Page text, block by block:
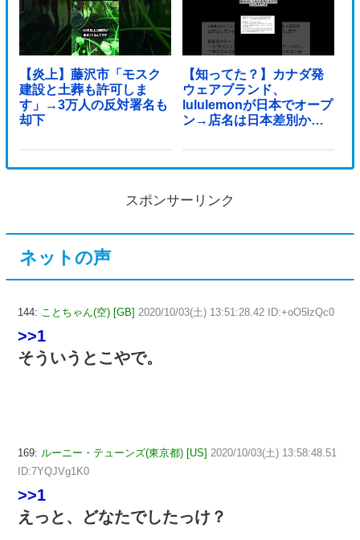
【炎上】藤沢市「モスク
建設と土葬も許可しま
す」→3万人の反対署名も
却下
【知ってた？】カナダ発
ウェアブランド、
lululemonが日本でオープ
ン→店名は日本差別から
スポンサーリンク
ネットの声
144: ことちゃん(空) [GB] 2020/10/03(土) 13:51:28.42 ID:+oO5lzQc0
>>1
そういうとこやで。
169: ルーニー・テューンズ(東京都) [US] 2020/10/03(土) 13:58:48.51
ID:7YQJVg1K0
>>1
えっと、どなたでしたっけ？